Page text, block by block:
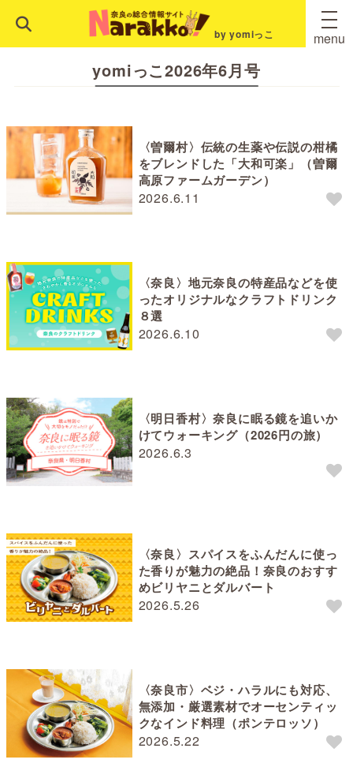
by yomiっこ menu
yomiっこ2026年6月号
2026.6.11
〈曽爾村〉伝統の生薬や伝説の柑橘
をブレンドした「大和可楽」（曽爾
高原ファームガーデン）
2026.6.10
〈奈良〉地元奈良の特産品などを使
ったオリジナルなクラフトドリンク
８選
2026.6.3
〈明日香村〉奈良に眠る鏡を追いか
けてウォーキング（2026円の旅）
2026.5.26
〈奈良〉スパイスをふんだんに使っ
た香りが魅力の絶品！奈良のおすす
めビリヤニとダルバート
2026.5.22
〈奈良市〉ベジ・ハラルにも対応、
無添加・厳選素材でオーセンティッ
クなインド料理（ポンテロッソ）